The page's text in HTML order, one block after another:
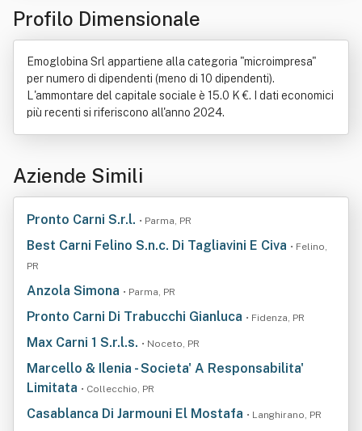
Profilo Dimensionale
Emoglobina Srl appartiene alla categoria "microimpresa"
per numero di dipendenti (meno di 10 dipendenti).
L'ammontare del capitale sociale è 15.0 K €. I dati economici
più recenti si riferiscono all'anno 2024.
Aziende Simili
Pronto Carni S.r.l. • Parma, PR
Best Carni Felino S.n.c. Di Tagliavini E Civa • Felino,
PR
Anzola Simona • Parma, PR
Pronto Carni Di Trabucchi Gianluca • Fidenza, PR
Max Carni 1 S.r.l.s. • Noceto, PR
Marcello & Ilenia - Societa' A Responsabilita'
Limitata • Collecchio, PR
Casablanca Di Jarmouni El Mostafa • Langhirano, PR